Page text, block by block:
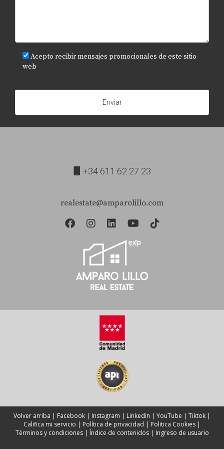
Acepto recibir mensajes promocionales de este sitio
web
Enviar
+34 611 62 27 23
realestate@amparolillo.com
Volver arriba | Facebook | Instagram | Linkedin | YouTube | Tiktok |
Califica mi servicio | Política de privacidad | Politica Cookies |
Términos y condiciones| Índice de contenidos| Ingreso de usuario